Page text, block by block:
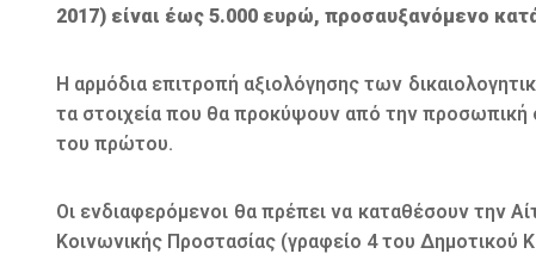
2017) είναι έως 5.000 ευρώ, προσαυξανόμενο
Η αρμόδια επιτροπή αξιολόγησης των
τα στοιχεία που θα προκύψουν από την προσωπική
του πρώτου.
Οι ενδιαφερόμενοι θα πρέπει να καταθέσουν την
Κοινωνικής Προστασίας (γραφείο 4 του Δημοτικού